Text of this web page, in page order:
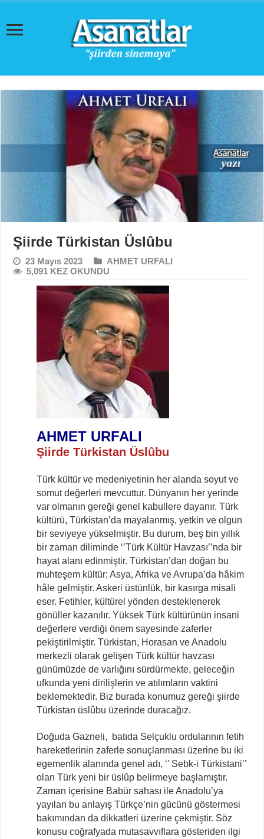
Şiirde Türkistan Üslûbu
23 Mayıs 2023
AHMET URFALI
5,091 KEZ OKUNDU
AHMET URFALI
Şiirde Türkistan Üslûbu
Türk kültür ve medeniyetinin her alanda soyut ve
somut değerleri mevcuttur. Dünyanın her yerinde
var olmanın gereği genel kabullere dayanır. Türk
kültürü, Türkistan’da mayalanmış, yetkin ve olgun
bir seviyeye yükselmiştir. Bu durum, beş bin yıllık
bir zaman diliminde ‘’Türk Kültür Havzası’’nda bir
hayat alanı edinmiştir. Türkistan’dan doğan bu
muhteşem kültür; Asya, Afrika ve Avrupa’da hâkim
hâle gelmiştir. Askeri üstünlük, bir kasırga misali
eser. Fetihler, kültürel yönden desteklenerek
gönüller kazanılır. Yüksek Türk kültürünün insani
değerlere verdiği önem sayesinde zaferler
pekiştirilmiştir. Türkistan, Horasan ve Anadolu
merkezli olarak gelişen Türk kültür havzası
günümüzde de varlığını sürdürmekte, geleceğin
ufkunda yeni dirilişlerin ve atılımların vaktini
beklemektedir. Biz burada konumuz gereği şiirde
Türkistan üslûbu üzerinde duracağız.
Doğuda Gazneli, batıda Selçuklu ordularının fetih
hareketlerinin zaferle sonuçlanması üzerine bu iki
egemenlik alanında genel adı, ‘’ Sebk-i Türkistani’’
olan Türk yeni bir üslûp belirmeye başlamıştır.
Zaman içerisine Babür sahası ile Anadolu’ya
yayılan bu anlayış Türkçe’nin gücünü göstermesi
bakımından da dikkatleri üzerine çekmiştir. Söz
konusu coğrafyada mutasavvıflara gösteriden ilgi